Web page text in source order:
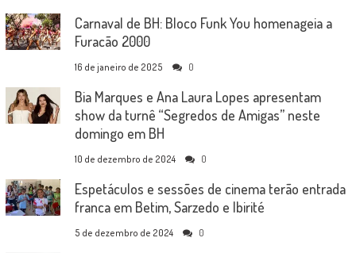
Carnaval de BH: Bloco Funk You homenageia a
Furacão 2000
16 de janeiro de 2025 0
Bia Marques e Ana Laura Lopes apresentam
show da turnê “Segredos de Amigas” neste
domingo em BH
10 de dezembro de 2024 0
Espetáculos e sessões de cinema terão entrada
franca em Betim, Sarzedo e Ibirité
5 de dezembro de 2024 0